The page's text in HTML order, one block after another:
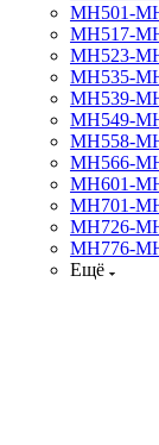
МН501-
МН517-
МН523-
МН535-
МН539-
МН549-
МН558-
МН566-
МН601-
МН701-
МН726-
МН776-
Ещё